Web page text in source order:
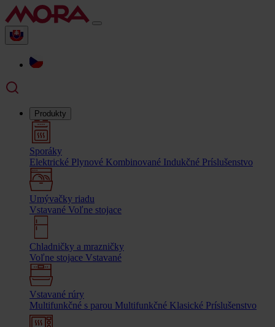
Produkty
Sporáky
Elektrické Plynové Kombinované Indukčné Príslušenstvo
Umývačky riadu
Vstavané Voľne stojace
Chladničky a mrazničky
Voľne stojace Vstavané
Vstavané rúry
Multifunkčné s parou Multifunkčné Klasické Príslušenstvo